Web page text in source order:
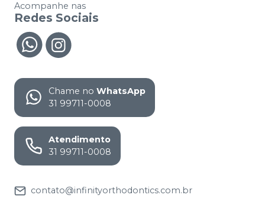
Acompanhe nas
Redes Sociais
Chame no WhatsApp
31 99711-0008
Atendimento
31 99711-0008
contato@infinityorthodontics.com.br